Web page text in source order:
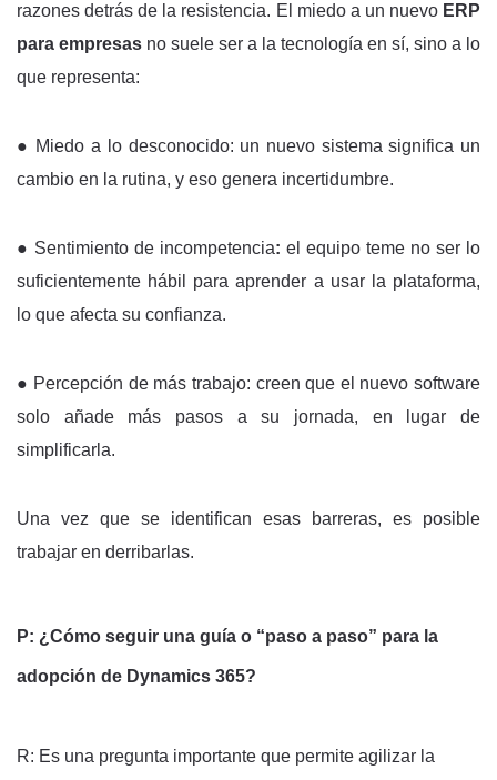
razones detrás de la resistencia. El miedo a un nuevo ERP
para empresas no suele ser a la tecnología en sí, sino a lo
que representa:
● Miedo a lo desconocido: un nuevo sistema significa un
cambio en la rutina, y eso genera incertidumbre.
● Sentimiento de incompetencia: el equipo teme no ser lo
suficientemente hábil para aprender a usar la plataforma,
lo que afecta su confianza.
● Percepción de más trabajo: creen que el nuevo software
solo añade más pasos a su jornada, en lugar de
simplificarla.
Una vez que se identifican esas barreras, es posible
trabajar en derribarlas.
P: ¿Cómo seguir una guía o “paso a paso” para la
adopción de Dynamics 365?
R: Es una pregunta importante que permite agilizar la